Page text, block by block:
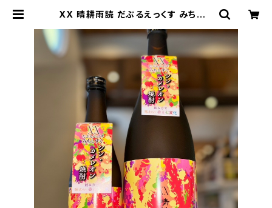
XX 晴耕雨読 だぶるえっくす みちしず
県南九州市） | 【BASE公式】福原酒
店｜創業1928年・広島の日本酒・限
定酒を全国通販